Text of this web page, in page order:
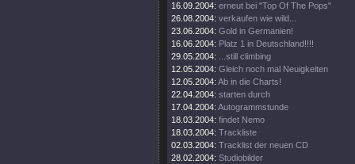
16.09.2004: erneut bei "Top Of The Pops"
26.08.2004: verkaufen wie wild...
23.06.2004: Gold in Germanien!
16.06.2004: Platz 1 in Deutschland!!!!
29.05.2004:
...still climbing
12.05.2004: Gleich noch mal Neuigkeiten
12.05.2004: Ab in die Charts!
22.04.2004: starten durch
17.04.2004: Autogrammstunde
18.03.2004: findet Nemo
18.03.2004: Trackliste
02.03.2004: Tracklist der neuen CD
28.02.2004: Studiobilder